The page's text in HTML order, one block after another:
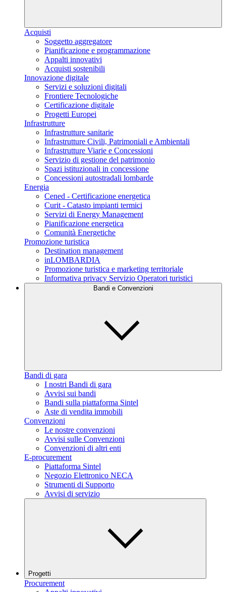
Acquisti
Soggetto aggregatore
Pianificazione e programmazione
Appalti innovativi
Acquisti sostenibili
Innovazione digitale
Servizi e soluzioni digitali
Frontiere Tecnologiche
Certificazione digitale
Progetti Europei
Infrastrutture
Infrastrutture sanitarie
Infrastrutture Civili, Patrimoniali e Ambientali
Infrastrutture Viarie e Concessioni
Servizio di gestione del patrimonio
Spazi istituzionali in concessione
Concessioni autostradali lombarde
Energia
Cened - Certificazione energetica
Curit - Catasto impianti termici
Servizi di Energy Management
Pianificazione energetica
Comunità Energetiche
Promozione turistica
Destination management
inLOMBARDIA
Promozione turistica e marketing territoriale
Informativa privacy Servizio Operatori turistici
Bandi e Convenzioni
Bandi di gara
I nostri Bandi di gara
Avvisi sui bandi
Bandi sulla piattaforma Sintel
Aste di vendita immobili
Convenzioni
Le nostre convenzioni
Avvisi sulle Convenzioni
Convenzioni di altri enti
E-procurement
Piattaforma Sintel
Negozio Elettronico NECA
Strumenti di Supporto
Avvisi di servizio
Progetti
Procurement